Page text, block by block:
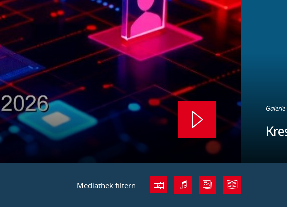
Mediathek filtern: